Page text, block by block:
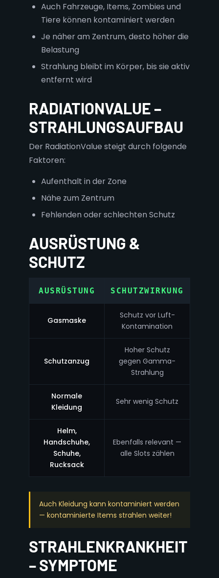
Auch Fahrzeuge, Items, Zombies und
Tiere können kontaminiert werden
Je näher am Zentrum, desto höher die
Belastung
Strahlung bleibt im Körper, bis sie aktiv
entfernt wird
RADIATIONVALUE –
STRAHLUNGSAUFBAU
Der RadiationValue steigt durch folgende
Faktoren:
Aufenthalt in der Zone
Nähe zum Zentrum
Fehlenden oder schlechten Schutz
AUSRÜSTUNG &
SCHUTZ
AUSRÜSTUNG SCHUTZWIRKUNG
Gasmaske
Schutz vor Luft-
Kontamination
Schutzanzug
Hoher Schutz
gegen Gamma-
Strahlung
Normale
Kleidung
Sehr wenig Schutz
Helm,
Handschuhe,
Schuhe,
Rucksack
Ebenfalls relevant —
alle Slots zählen
Auch Kleidung kann kontaminiert werden
— kontaminierte Items strahlen weiter!
STRAHLENKRANKHEIT
– SYMPTOME